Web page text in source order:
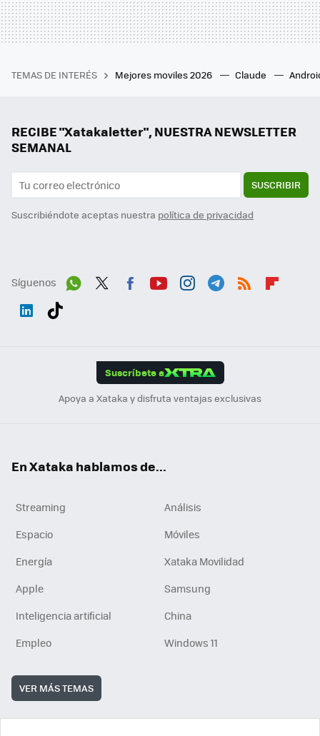
TEMAS DE INTERÉS Mejores moviles 2026 Claude
RECIBE "Xatakaletter", NUESTRA NEWSLETTER
SEMANAL
SUSCRIBIR
Suscribiéndote aceptas nuestra política de privacidad
Síguenos
Suscríbete a
Apoya a Xataka y disfruta ventajas exclusivas
En Xataka hablamos de...
Streaming
Análisis
Espacio
Móviles
Energía
Xataka Movilidad
Apple
Samsung
Inteligencia artificial
China
Empleo
Windows 11
VER MÁS TEMAS